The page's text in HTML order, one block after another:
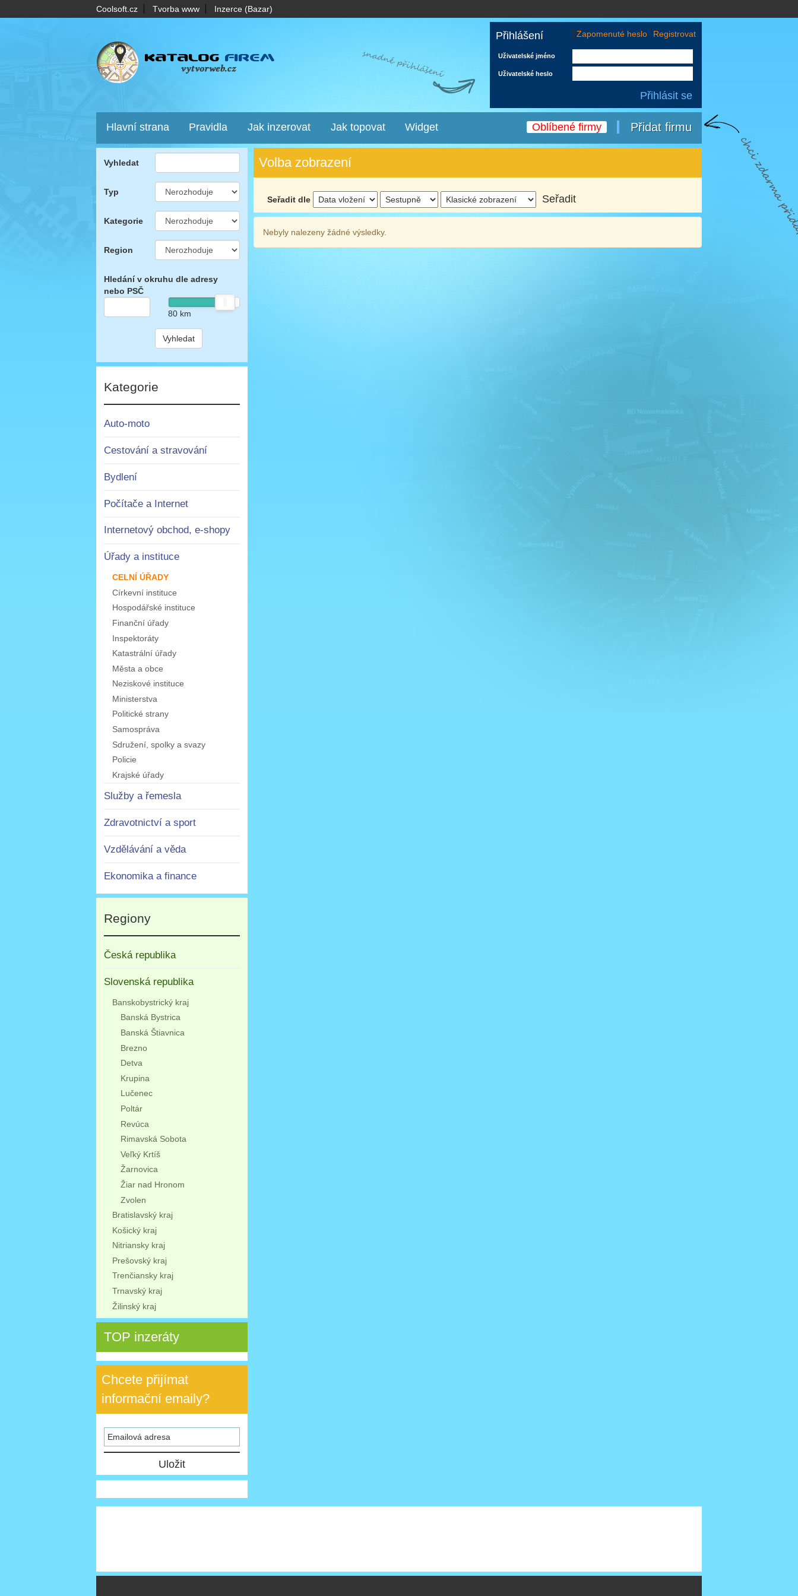
Coolsoft.cz Tvorba www Inzerce (Bazar)
Přihlášení Registrovat
Zapomenuté heslo
Uživatelské jméno
Uživatelské heslo
Přidat firmu
Hlavní strana Pravidla Jak inzerovat Jak topovat Widget Oblíbené firmy
Vyhledat
Typ
Kategorie
Region
Hledání v okruhu dle adresy
nebo PSČ
80km
Vyhledat
Kategorie
Auto-moto
Cestování a stravování
Bydlení
Počítače a Internet
Internetový obchod, e-shopy
Úřady a instituce
CELNÍ ÚŘADY
Církevní instituce
Hospodářské instituce
Finanční úřady
Inspektoráty
Katastrální úřady
Města a obce
Neziskové instituce
Ministerstva
Politické strany
Samospráva
Sdružení, spolky a svazy
Policie
Krajské úřady
Služby a řemesla
Zdravotnictví a sport
Vzdělávání a věda
Ekonomika a finance
Regiony
Česká republika
Slovenská republika
Banskobystrický kraj
Banská Bystrica
Banská Štiavnica
Brezno
Detva
Krupina
Lučenec
Poltár
Revúca
Rimavská Sobota
Veľký Krtíš
Žarnovica
Žiar nad Hronom
Zvolen
Bratislavský kraj
Košický kraj
Nitriansky kraj
Prešovský kraj
Trenčiansky kraj
Trnavský kraj
Žilinský kraj
TOP inzeráty
Chcete přijímat
informační emaily?
Volba zobrazení
Seřadit dle
Nebyly nalezeny žádné výsledky.